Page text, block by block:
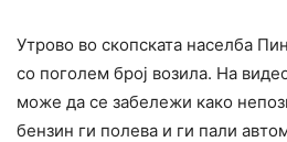
Утрово во скопската населба
со поголем број возила. На
може да се забележи како
бензин ги полева и ги пали